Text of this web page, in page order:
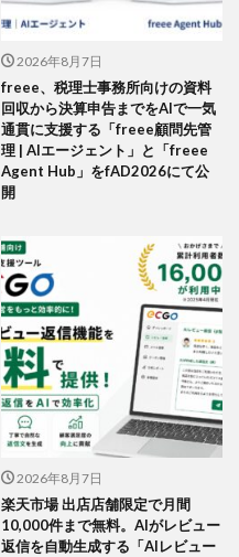
2026年8月7日
freee、税理士事務所向けの資料
回収から決算申告までをAIで一気
通貫に支援する「freee顧問先管
理 | AIエージェント」と「freee
Agent Hub」をfAD2026にて公
開
2026年8月7日
楽天市場 出店店舗限定で月間
10,000件まで無料。AIがレビュー
返信を自動生成する「AIレビュー